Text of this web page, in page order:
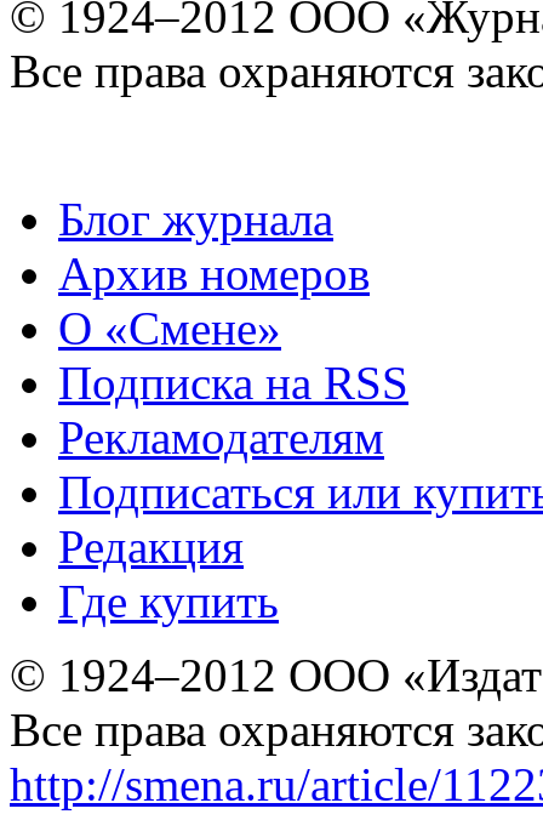
© 1924–2012 ООО
Все права охраняются
Блог журнала
Архив номеров
О «Смене»
Подписка на RSS
Рекламодателям
Подписаться или
Редакция
Где купить
© 1924–2012 ООО
Все права охраняются
http://smena.ru/article/